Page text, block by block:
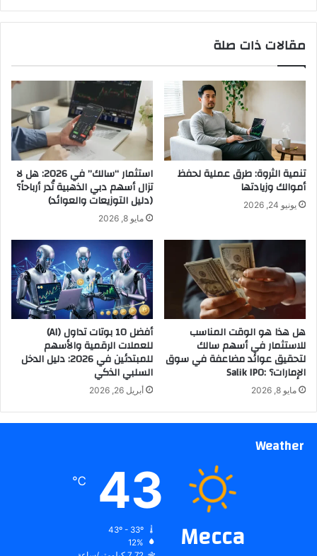
مقالات ذات صلة
تنمية الثروة: طرق عملية لحفظ
أموالك وزيادتها
يونيو 24, 2026
استثمار “سالك” في 2026: هل لا
تزال أسهم دبي الذهبية تُدر أرباحاً؟
(دليل التوزيعات والعوائد)
مايو 8, 2026
هل هذا هو الوقت المناسب
للاستثمار في أسهم سالك
لتحقيق عوائد مضاعفة في سوق
الإمارات؟ :Salik IPO
مايو 8, 2026
أفضل 10 بوتات تداول (AI)
للعملات الرقمية والأسهم
للمبتدئين في 2026: دليل الدخل
السلبي الذكي
أبريل 26, 2026
Weather
Mecca
43
℃
12%